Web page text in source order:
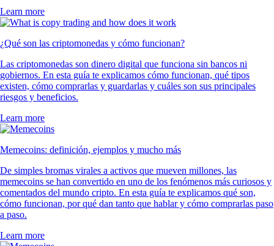
Learn more
¿Qué son las criptomonedas y cómo funcionan?
Las criptomonedas son dinero digital que funciona sin bancos ni
gobiernos. En esta guía te explicamos cómo funcionan, qué tipos
existen, cómo comprarlas y guardarlas y cuáles son sus principales
riesgos y beneficios.
Learn more
Memecoins: definición, ejemplos y mucho más
De simples bromas virales a activos que mueven millones, las
memecoins se han convertido en uno de los fenómenos más curiosos y
comentados del mundo cripto. En esta guía te explicamos qué son,
cómo funcionan, por qué dan tanto que hablar y cómo comprarlas paso
a paso.
Learn more